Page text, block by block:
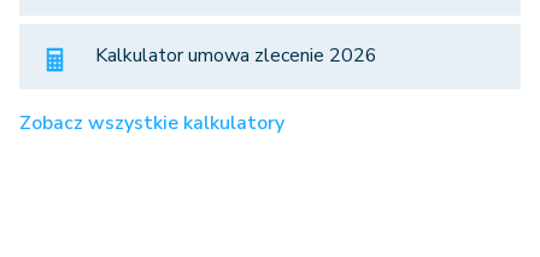
Kalkulator umowa zlecenie 2026
Zobacz wszystkie kalkulatory